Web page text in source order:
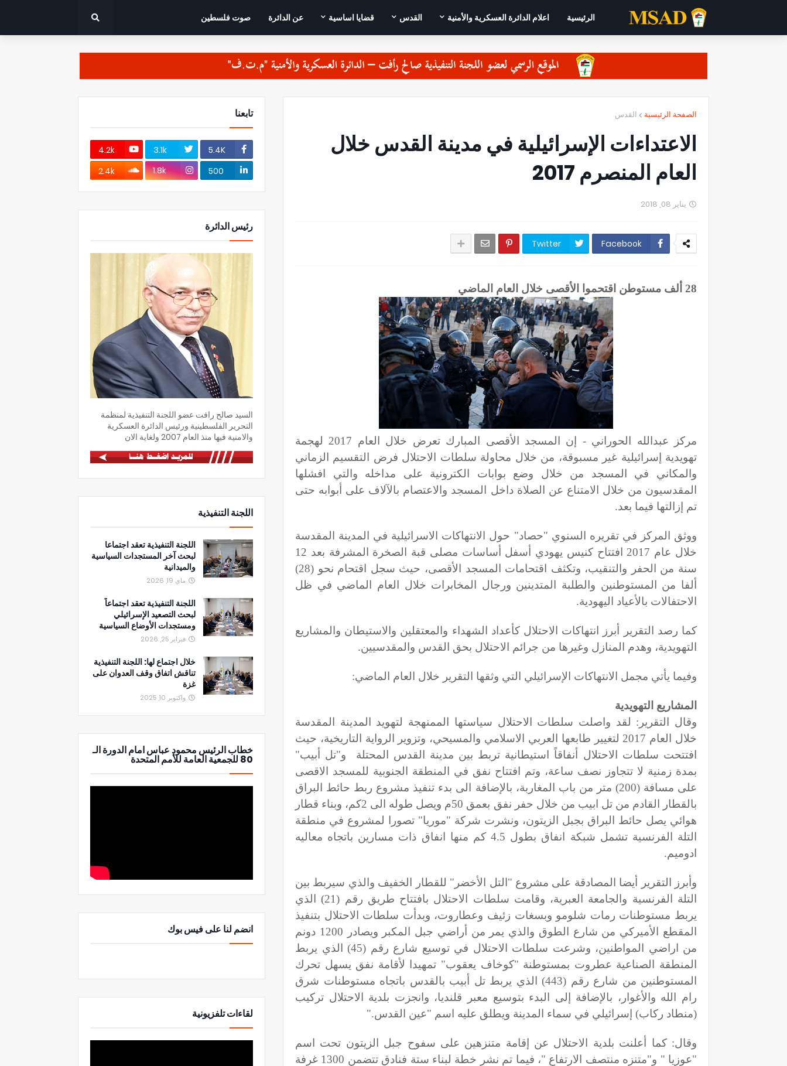
الرئيسية اعلام الدائرة العسكرية والأمنية القدس قضايا اساسية عن الدائرة صوت فلسطين
الصفحة الرئيسية القدس
الاعتداءات الإسرائيلية في مدينة القدس خلال
العام المنصرم 2017
يناير 08, 2018
Facebook
Twitter
28 ألف مستوطن اقتحموا الأقصى خلال العام الماضي
مركز عبدالله الحوراني - إن المسجد الأقصى المبارك تعرض خلال العام 2017 لهجمة
تهويدية إسرائيلية غير مسبوقة، من خلال محاولة سلطات الاحتلال فرض التقسيم الزماني
والمكاني في المسجد من خلال وضع بوابات الكترونية على مداخله والتي افشلها
المقدسيون من خلال الامتناع عن الصلاة داخل المسجد والاعتصام بالآلاف على أبوابه حتى
تم إزالتها فيما بعد.
ووثق المركز في تقريره السنوي "حصاد" حول الانتهاكات الاسرائيلية في المدينة المقدسة
خلال عام 2017 افتتاح كنيس يهودي أسفل أساسات مصلى قبة الصخرة المشرفة بعد 12
سنة من الحفر والتنقيب، وتكثف اقتحامات المسجد الأقصى، حيث سجل اقتحام نحو (28)
ألفا من المستوطنين والطلبة المتدينين ورجال المخابرات خلال العام الماضي في ظل
الاحتفالات بالأعياد اليهودية.
كما رصد التقرير أبرز انتهاكات الاحتلال كأعداد الشهداء والمعتقلين والاستيطان والمشاريع
التهويدية، وهدم المنازل وغيرها من جرائم الاحتلال بحق القدس والمقدسيين.
وفيما يأتي مجمل الانتهاكات الإسرائيلي التي وثقها التقرير خلال العام الماضي:
المشاريع التهويدية
وقال التقرير: لقد واصلت سلطات الاحتلال سياستها الممنهجة لتهويد المدينة المقدسة
خلال العام 2017 لتغيير طابعها العربي الاسلامي والمسيحي، وتزوير الرواية التاريخية، حيث
افتتحت سلطات الاحتلال أنفاقاً استيطانية تربط بين مدينة القدس المحتلة و"تل أبيب"
بمدة زمنية لا تتجاوز نصف ساعة، وتم افتتاح نفق في المنطقة الجنوبية للمسجد الاقصى
على مسافة (200) متر من باب المغاربة، بالإضافة الى بدء تنفيذ مشروع ربط حائط البراق
بالقطار القادم من تل ابيب من خلال حفر نفق بعمق 50م ويصل طوله الى 2كم، وبناء قطار
هوائي يصل حائط البراق بجبل الزيتون، ونشرت شركة "موريا" تصورا لمشروع في منطقة
التلة الفرنسية تشمل شبكة انفاق بطول 4.5 كم منها انفاق ذات مسارين باتجاه معاليه
ادوميم.
وأبرز التقرير أيضا المصادقة على مشروع "التل الأخضر" للقطار الخفيف والذي سيربط بين
التلة الفرنسية والجامعة العبرية، وقامت سلطات الاحتلال بافتتاح طريق رقم (21) الذي
يربط مستوطنات رمات شلومو وبسغات زئيف وعطاروت، وبدأت سلطات الاحتلال بتنفيذ
المقطع الأميركي من شارع الطوق والذي يمر من أراضي جبل المكبر ويصادر 1200 دونم
من اراضي المواطنين، وشرعت سلطات الاحتلال في توسيع شارع رقم (45) الذي يربط
المنطقة الصناعية عطروت بمستوطنة "كوخاف يعقوب" تمهيدا لأقامة نفق يسهل تحرك
المستوطنين من شارع رقم (443) الذي يربط تل أبيب بالقدس باتجاه مستوطنات شرق
رام الله والأغوار، بالإضافة إلى البدء بتوسيع معبر قلنديا، وانجزت بلدية الاحتلال تركيب
(منطاد ركاب) إسرائيلي في سماء المدينة ويطلق عليه اسم "عين القدس".
وقال: كما أعلنت بلدية الاحتلال عن إقامة متنزهين على سفوح جبل الزيتون تحت اسم
"عوزيا " و"متنزه منتصف الارتفاع "، فيما تم نشر خطة لبناء ستة فنادق تتضمن 1300 غرفة
تابعنا
5.4K
3.1k
4.2k
500
1.8k
2.4k
رئيس الدائرة
السيد صالح رافت عضو اللجنة التنفيذية لمنظمة
التحرير الفلسطينية ورئيس الدائرة العسكرية
والامنية فيها منذ العام 2007 ولغاية الان
اللجنة التنفيذية
اللجنة التنفيذية تعقد اجتماعا
لبحث آخر المستجدات السياسية
والميدانية
ماي 19, 2026
اللجنة التنفيذية تعقد اجتماعاً
لبحث التصعيد الإسرائيلي
ومستجدات الأوضاع السياسية
فبراير 25, 2026
خلال اجتماع لها: اللجنة التنفيذية
تناقش اتفاق وقف العدوان على
غزة
واكتوبر 10, 2025
خطاب الرئيس محمود عباس امام الدورة الـ
80 للجمعية العامة للأمم المتحدة
انضم لنا على فيس بوك
لقاءات تلفزيونية